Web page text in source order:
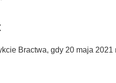
Bractwa, gdy 20 maja